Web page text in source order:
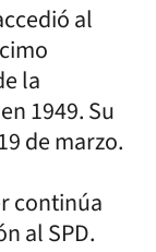
al
la
1949. Su
de marzo.
continúa
al SPD.